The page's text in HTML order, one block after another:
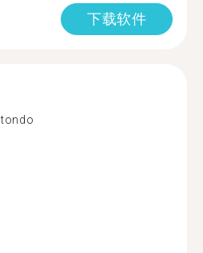
下载软件